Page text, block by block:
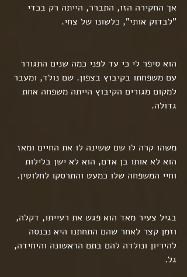
אך החקירה הזו, התברר, הייתה רק בכדי
"לבדוק אותי", כלשונו של צחי.
הוא סיפר לי כי עד לפני כמה שנים התגורר
עם משפחתו בקיבוץ בצפון. שם נולד, ומעבר
למקום מגורים הקיבוץ הייתה משפחה אחת
גדולה.
משהו קרה לו שם ששינה לו את החיים ומאז
הוא לא אותו בן אדם, הוא לא ישן בלילות
וחיי המשפחה שלו כמעט והתרסקו לחלוטין.
בגיל צעיר מאד הוא פגש את רעייתו, דקלה,
וזמן קצר לאחר שהם התחתנו היא נכנסה
להיריון ונולדה להם בתם הראשונה והיחידה,
גל.